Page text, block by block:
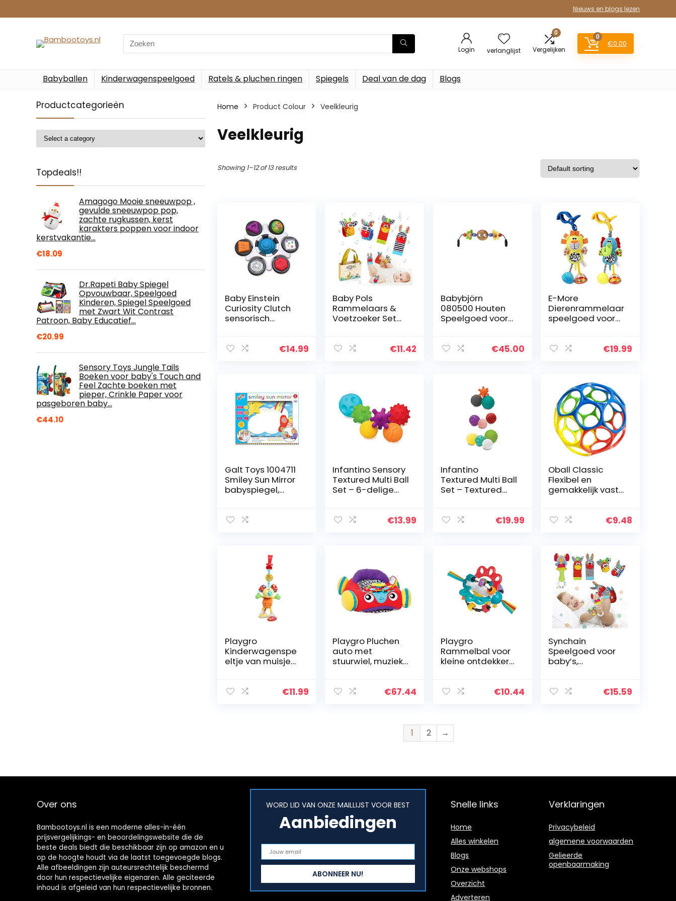
Nieuws en blogs lezen
Search
for:
Login verlanglijst
0
Vergelijken
0
€0.00
Babyballen Kinderwagenspeelgoed Ratels & pluchen ringen Spiegels Deal van de dag Blogs
Productcategorieën
Topdeals!!
Amagogo Mooie sneeuwpop ,
gevulde sneeuwpop pop,
zachte rugkussen, kerst
karakters poppen voor indoor
kerstvakantie…
€18.09
Dr.Rapeti Baby Spiegel
Opvouwbaar, Speelgoed
Kinderen, Spiegel Speelgoed
met Zwart Wit Contrast
Patroon, Baby Educatief…
€20.99
Sensory Toys Jungle Tails
Boeken voor baby's Touch and
Feel Zachte boeken met
pieper, Crinkle Paper voor
pasgeboren baby…
€44.10
Home Product Colour ‎Veelkleurig
‎Veelkleurig
Showing 1–12 of 13 results
Baby Einstein
Curiosity Clutch
sensorisch
vrij, veilig en
€14.99
Baby Pols
Rammelaars &
Voetzoeker Set
Speelgoed voor
€11.42
Babybjörn
080500 Houten
Speelgoed voor
€45.00
E-More
Dierenrammelaar
speelgoed voor
lgoed met geluid
€19.99
Galt Toys 1004711
Smiley Sun Mirror
babyspiegel,
Infantino Sensory
Textured Multi Ball
Set – 6-delige
speelgoed voor
€13.99
Infantino
Textured Multi Ball
Set – Textured
Exploration and
€19.99
Oball Classic
Flexibel en
gemakkelijk vast
Meerkleurig
€9.48
Playgro
Kinderwagenspe
eltje van muisje
Dangly Mimsy,€11.99
Playgro Pluchen
auto met
stuurwiel, muziek
maanden, Music
€67.44
Playgro
Rammelbal voor
kleine ontdekkers,
maanden, Explor-
€10.44
Synchain
Speelgoed voor
baby’s,
speelgoed,
€15.59
1 2 →
Over ons
Bambootoys.nl is een moderne alles-in-één
prijsvergelijkings- en beoordelingswebsite die de
beste deals biedt die beschikbaar zijn op amazon en u
op de hoogte houdt via de laatst toegevoegde blogs.
Alle afbeeldingen zijn auteursrechtelijk beschermd
door hun respectievelijke eigenaren. Alle geciteerde
inhoud is afgeleid van hun respectievelijke bronnen.
WORD LID VAN ONZE MAILLIJST VOOR BEST
Aanbiedingen
Snelle links
Home
Alles winkelen
Blogs
Onze webshops
Overzicht
Adverteren
Verklaringen
Privacybeleid
algemene voorwaarden
Gelieerde
openbaarmaking